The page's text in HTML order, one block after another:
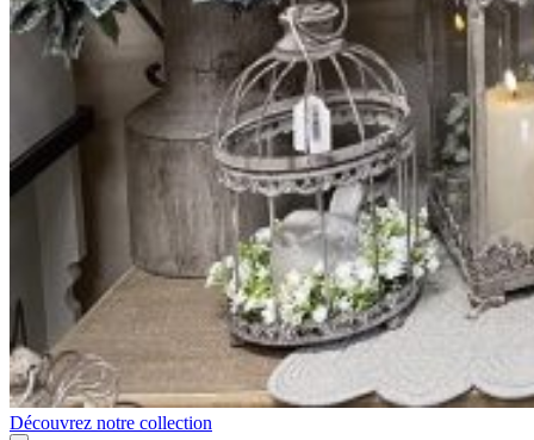
Découvrez notre collection